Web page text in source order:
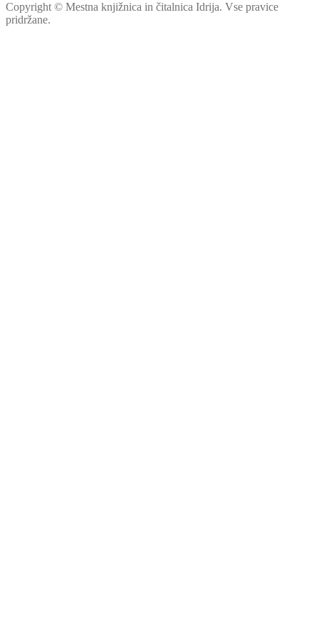
Copyright © Mestna knjižnica in čitalnica Idrija. Vse pravice
pridržane.